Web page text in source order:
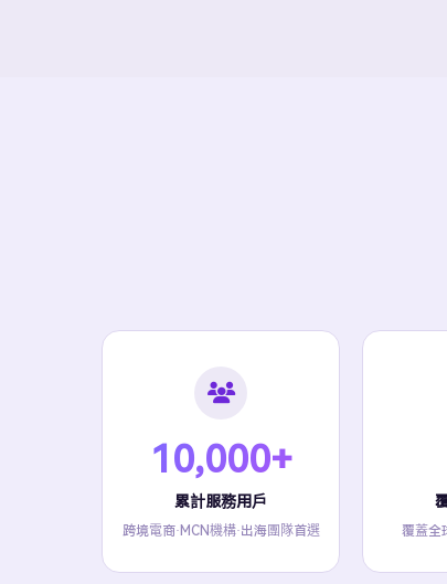
10,000+
累計服務用戶
跨境電商·MCN機構·出海團隊首選 覆蓋全